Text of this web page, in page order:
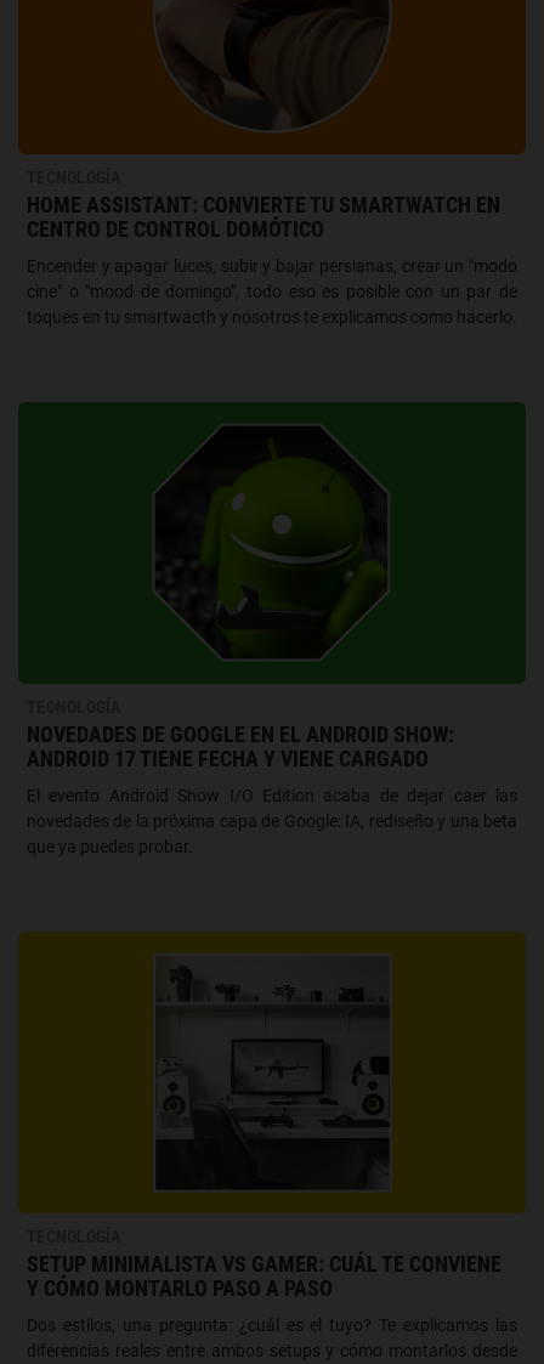
HOME ASSISTANT: CONVIERTE TU SMARTWATCH EN
CENTRO DE CONTROL DOMÓTICO
Encender y apagar luces, subir y bajar persianas, crear un "modo
cine" o "mood de domingo", todo eso es posible con un par de
toques en tu smartwacth y nosotros te explicamos como hacerlo.
NOVEDADES DE GOOGLE EN EL ANDROID SHOW:
ANDROID 17 TIENE FECHA Y VIENE CARGADO
El evento Android Show I/O Edition acaba de dejar caer las
novedades de la próxima capa de Google: IA, rediseño y una beta
que ya puedes probar.
SETUP MINIMALISTA VS GAMER: CUÁL TE CONVIENE
Y CÓMO MONTARLO PASO A PASO
Dos estilos, una pregunta: ¿cuál es el tuyo? Te explicamos las
diferencias reales entre ambos setups y cómo montarlos desde